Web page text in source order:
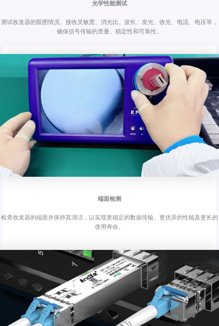
光学性能测试
测试收发器的眼图情况、接收灵敏度、消光比、波长、发光、收光、电流、电压等，
确保信号传输的质量、稳定性和可靠性。
端面检测
检查收发器的端面并保持其清洁，以实现更稳定的数据传输、更优异的性能及更长的
使用寿命。